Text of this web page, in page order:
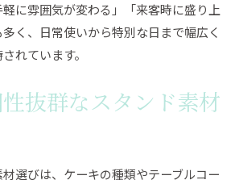
に雰囲気が変わる」「来客時に盛り上
く、日常使いから特別な日まで幅広く
れています。
抜群なスタンド素材
選びは、ケーキの種類やテーブルコー